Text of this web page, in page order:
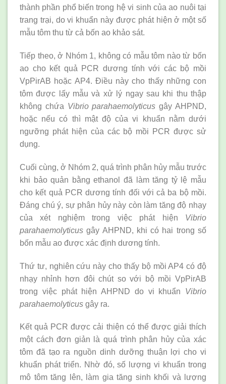
thành phần phổ biến trong hệ vi sinh của ao nuôi tại
trang trại, do vi khuẩn này được phát hiện ở một số
mẫu tôm thu từ cả bốn ao khảo sát.
Tiếp theo, ở Nhóm 1, không có mẫu tôm nào từ bốn
ao cho kết quả PCR dương tính với các bộ mồi
VpPirAB hoặc AP4. Điều này cho thấy những con
tôm được lấy mẫu và xử lý ngay sau khi thu thập
không chứa Vibrio parahaemolyticus gây AHPND,
hoặc nếu có thì mật độ của vi khuẩn nằm dưới
ngưỡng phát hiện của các bộ mồi PCR được sử
dụng.
Cuối cùng, ở Nhóm 2, quá trình phân hủy mẫu trước
khi bảo quản bằng ethanol đã làm tăng tỷ lệ mẫu
cho kết quả PCR dương tính đối với cả ba bộ mồi.
Đáng chú ý, sự phân hủy này còn làm tăng độ nhạy
của xét nghiệm trong việc phát hiện Vibrio
parahaemolyticus gây AHPND, khi có hai trong số
bốn mẫu ao được xác định dương tính.
Thứ tư, nghiên cứu này cho thấy bộ mồi AP4 có độ
nhạy nhỉnh hơn đôi chút so với bộ mồi VpPirAB
trong việc phát hiện AHPND do vi khuẩn Vibrio
parahaemolyticus gây ra.
Kết quả PCR được cải thiện có thể được giải thích
một cách đơn giản là quá trình phân hủy của xác
tôm đã tạo ra nguồn dinh dưỡng thuận lợi cho vi
khuẩn phát triển. Nhờ đó, số lượng vi khuẩn trong
mô tôm tăng lên, làm gia tăng sinh khối và lượng